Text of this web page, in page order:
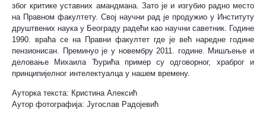
због критике уставних амандмана. Зато је и изгубио радно место
на Правном факултету. Свој научни рад је продужио у Институту
друштвених наука у Београду радећи као научни саветник. Године
1990. враћа се на Правни факултет где је већ наредне године
пензионисан. Преминуо је у новембру 2011. године. Мишљење и
деловање Михаила Ђурића пример су одговорног, храброг и
принципијелног интелектуалца у нашем времену.
Ауторка текста: Кристина Алексић
Аутор фотографија: Југослав Радојевић